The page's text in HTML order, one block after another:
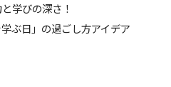
学びの深さ！
ぶ日」の過ごし方アイデア